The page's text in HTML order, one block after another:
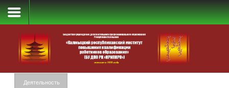
СОКО
Деятельность